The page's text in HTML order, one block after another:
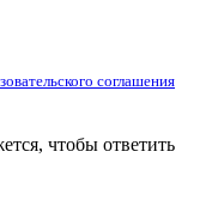
соглашения
чтобы ответить